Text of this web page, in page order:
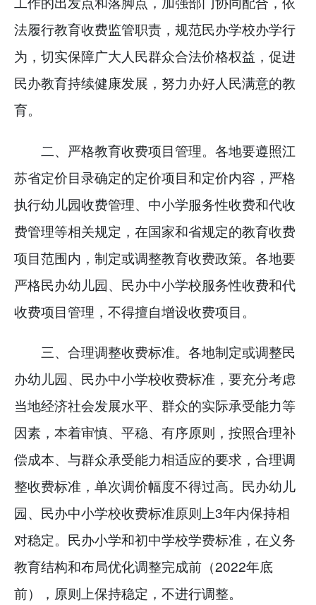
法履行教育收费监管职责，规范民办学校办学行
为，切实保障广大人民群众合法价格权益，促进
民办教育持续健康发展，努力办好人民满意的教
育。
二、严格教育收费项目管理。各地要遵照江
苏省定价目录确定的定价项目和定价内容，严格
执行幼儿园收费管理、中小学服务性收费和代收
费管理等相关规定，在国家和省规定的教育收费
项目范围内，制定或调整教育收费政策。各地要
严格民办幼儿园、民办中小学校服务性收费和代
收费项目管理，不得擅自增设收费项目。
三、合理调整收费标准。各地制定或调整民
办幼儿园、民办中小学校收费标准，要充分考虑
当地经济社会发展水平、群众的实际承受能力等
因素，本着审慎、平稳、有序原则，按照合理补
偿成本、与群众承受能力相适应的要求，合理调
整收费标准，单次调价幅度不得过高。民办幼儿
园、民办中小学校收费标准原则上3年内保持相
对稳定。民办小学和初中学校学费标准，在义务
教育结构和布局优化调整完成前（2022年底
前），原则上保持稳定，不进行调整。